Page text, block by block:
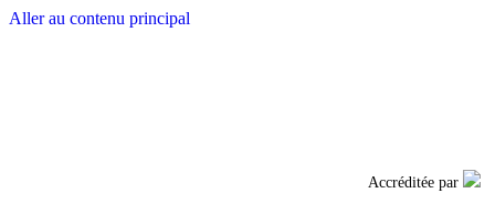
Aller au contenu principal
Accréditée par